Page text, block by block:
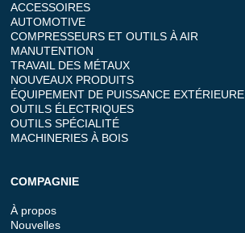
ACCESSOIRES
AUTOMOTIVE
COMPRESSEURS ET OUTILS À AIR
MANUTENTION
TRAVAIL DES MÉTAUX
NOUVEAUX PRODUITS
ÉQUIPEMENT DE PUISSANCE EXTÉRIEURE
OUTILS ÉLECTRIQUES
OUTILS SPÉCIALITÉ
MACHINERIES À BOIS
COMPAGNIE
À propos
Nouvelles